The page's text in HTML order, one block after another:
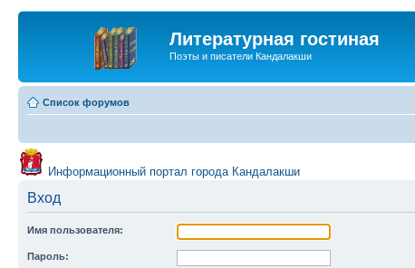
Литературная гостиная
Поэты и писатели Кандалакши
Список форумов
Информационный портал города Кандалакши
Вход
Имя пользователя:
Пароль: